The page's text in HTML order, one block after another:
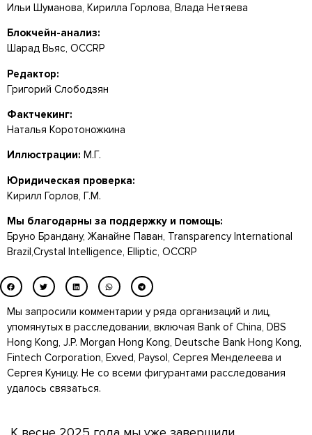
Ильи Шуманова, Кирилла Горлова, Влада Нетяева
Блокчейн-анализ:
Шарад Вьяс, OCCRP
Редактор:
Григорий Слободзян
Фактчекинг:
Наталья Коротоножкина
Иллюстрации: М.Г.
Юридическая проверка:
Кирилл Горлов, Г.М.
Мы благодарны за поддержку и помощь:
Бруно Брандану, Жанайне Паван, Transparency International
Brazil,Crystal Intelligence, Elliptic, OCCRP
Мы запросили комментарии у ряда организаций и лиц,
упомянутых в расследовании, включая Bank of China, DBS
Hong Kong, J.P. Morgan Hong Kong, Deutsche Bank Hong Kong,
Fintech Corporation, Exved, Paysol, Сергея Менделеева и
Сергея Куницу. Не со всеми фигурантами расследования
удалось связаться.